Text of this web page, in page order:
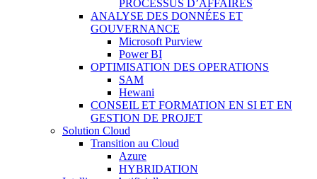
PROCESSUS D’AFFAIRES
ANALYSE DES DONNÉES ET
GOUVERNANCE
Microsoft Purview
Power BI
OPTIMISATION DES OPERATIONS
SAM
Hewani
CONSEIL ET FORMATION EN SI ET EN
GESTION DE PROJET
Solution Cloud
Transition au Cloud
Azure
HYBRIDATION